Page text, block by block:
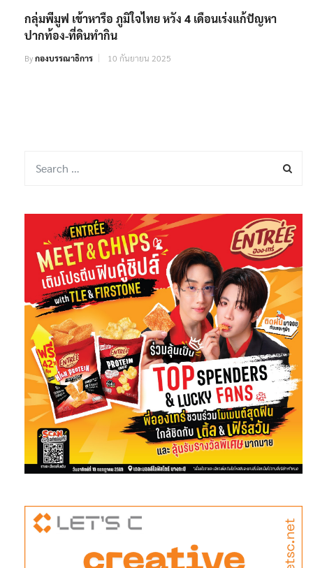
กลุ่มพีมูฟ เข้าหารือ ภูมิใจไทย หวัง 4 เดือนเร่งแก้ปัญหา
ปากท้อง-ที่ดินทำกิน
Byกองบรรณาธิการ 10 กันยายน 2025